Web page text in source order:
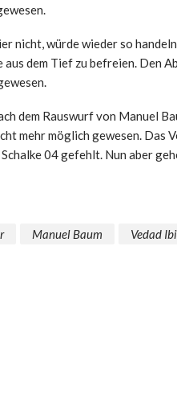
nicht, würde wieder so
aus dem Tief zu befreien. Den
dem Rauswurf von Manuel
mehr möglich gewesen. Das
04 gefehlt. Nun aber
Manuel Baum Vedad